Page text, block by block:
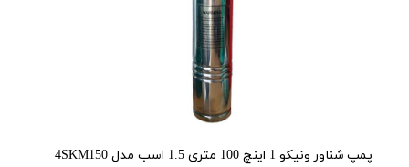
پمپ شناور ونیکو 1 اینچ 100 متری 1.5 اسب مدل 4SKM150